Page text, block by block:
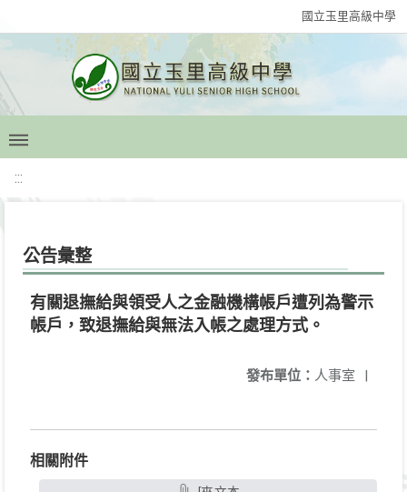
國立玉里高級中學
:::
公告彙整
有關退撫給與領受人之金融機構帳戶遭列為警示
帳戶，致退撫給與無法入帳之處理方式。
發布單位： 人事室 |
相關附件